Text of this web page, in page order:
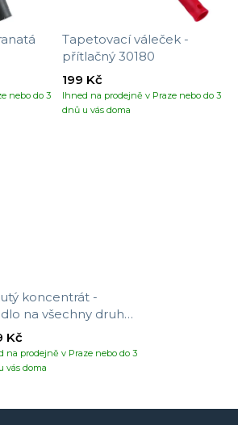
nebo do 3
Tapetovací váleček -
přítlačný 30180
Ihned na prodejně v Praze nebo do 3
dnů u vás doma
199 Kč
koncentrát -
na všechny druhy
na prodejně v Praze nebo do 3
vás doma
Kč